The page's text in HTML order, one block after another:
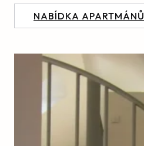
NABÍDKA APARTMÁNŮ